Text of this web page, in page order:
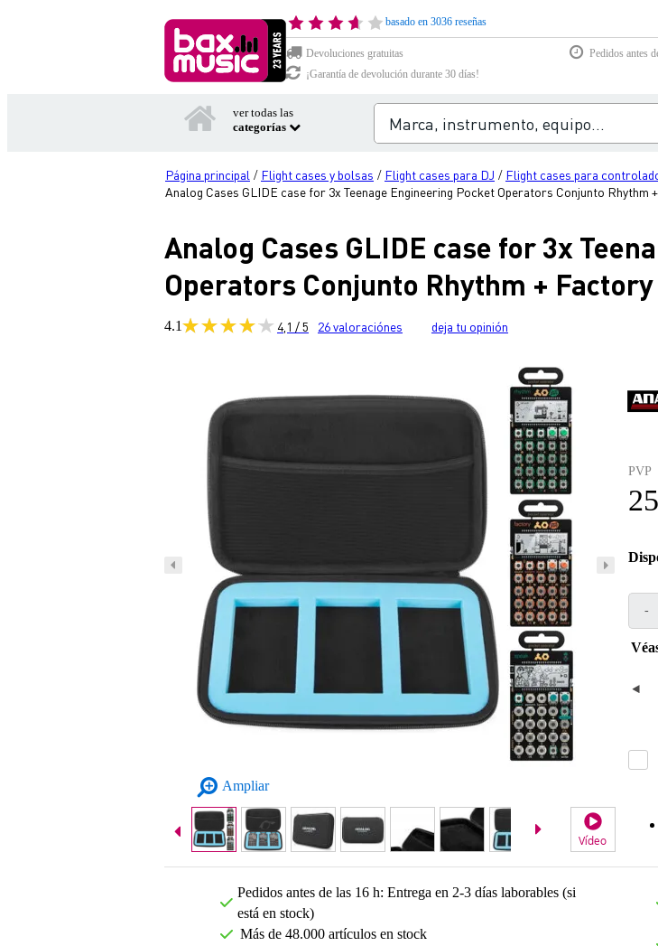
basado en 3036 reseñas
Devoluciones gratuitas
Pedidos antes
¡Garantía de devolución durante 30 días!
ver todas las
categorías
Página principal / Flight cases y bolsas / Flight cases para DJ / Flight cases para
Analog Cases GLIDE case for 3x Teenage Engineering Pocket Operators Conjunto Rhythm
Analog Cases GLIDE case for 3x
Operators Conjunto Rhythm + Factory
4.1 4,1 / 5 26valoraciónes deja tu opinión
Ampliar
Vídeo
PVP
-
Pedidos antes de las 16 h: Entrega en 2-3 días laborables (si
está en stock)
Más de 48.000 artículos en stock